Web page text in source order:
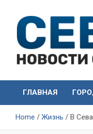
content
СевКор
Севастополя
ГЛАВНАЯ
Home Жизнь В